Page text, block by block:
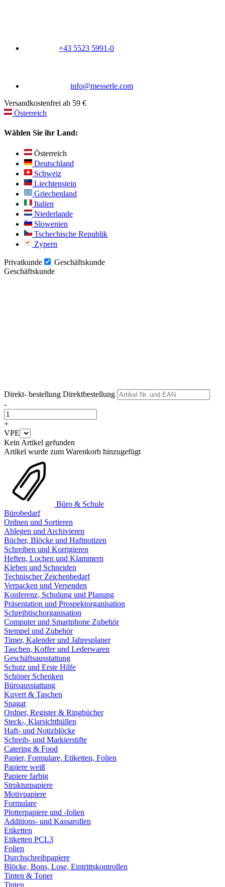
+43 5523 5991-0
info@messerle.com
Versandkostenfrei ab 59 €
Österreich
Wählen Sie ihr Land:
Österreich
Deutschland
Schweiz
Liechtenstein
Griechenland
Italien
Niederlande
Slowenien
Tschechische Republik
Zypern
Privatkunde
Geschäftskunde
Geschäftskunde
Direkt- bestellung Direktbestellung
-
+
VPE
Kein Artikel gefunden
Artikel wurde zum Warenkorb hinzugefügt
Büro & Schule
Bürobedarf
Ordnen und Sortieren
Ablegen und Archivieren
Bücher, Blöcke und Haftnotizen
Schreiben und Korrigieren
Heften, Lochen und Klammern
Kleben und Schneiden
Technischer Zeichenbedarf
Verpacken und Versenden
Konferenz, Schulung und Planung
Präsentation und Prospektorganisation
Schreibtischorganisation
Computer und Smartphone Zubehör
Stempel und Zubehör
Timer, Kalender und Jahresplaner
Taschen, Koffer und Lederwaren
Geschäftsausstattung
Schutz und Erste Hilfe
Schöner Schenken
Büroausstattung
Kuvert & Taschen
Spagat
Ordner, Register & Ringbücher
Steck-, Klarsichthüllen
Haft- und Notizblöcke
Schreib- und Markierstifte
Catering & Food
Papier, Formulare, Etiketten, Folien
Papiere weiß
Papiere farbig
Strukturpapiere
Motivpapiere
Formulare
Plotterpapiere und -folien
Additions- und Kassarollen
Etiketten
Etiketten PCL3
Folien
Durchschreibpapiere
Blöcke, Bons, Lose, Eintrittskontrollen
Tinten & Toner
Tinten